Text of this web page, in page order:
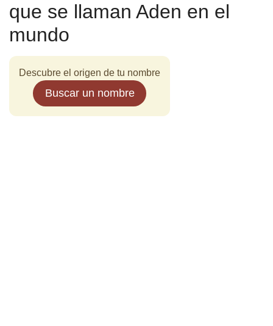
que se llaman Aden en el
mundo
Descubre el origen de tu nombre
Buscar un nombre